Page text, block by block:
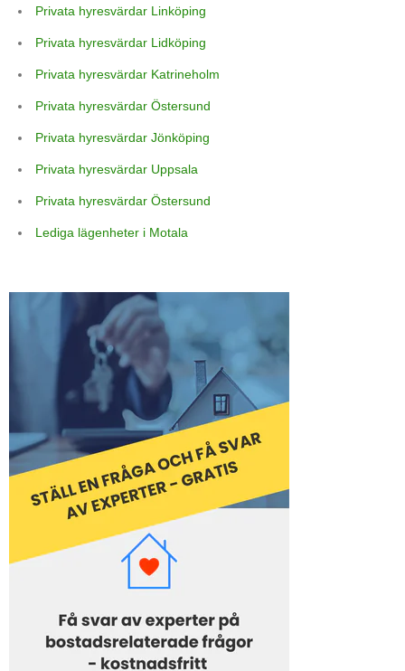
Privata hyresvärdar Linköping
Privata hyresvärdar Lidköping
Privata hyresvärdar Katrineholm
Privata hyresvärdar Östersund
Privata hyresvärdar Jönköping
Privata hyresvärdar Uppsala
Privata hyresvärdar Östersund
Lediga lägenheter i Motala